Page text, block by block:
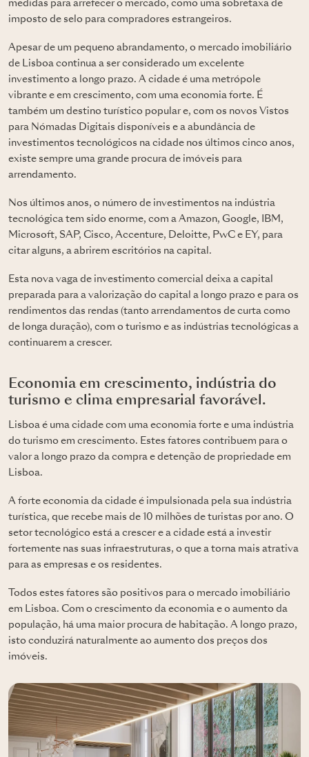
medidas para arrefecer o mercado, como uma sobretaxa de
imposto de selo para compradores estrangeiros.
Apesar de um pequeno abrandamento, o mercado imobiliário
de Lisboa continua a ser considerado um excelente
investimento a longo prazo. A cidade é uma metrópole
vibrante e em crescimento, com uma economia forte. É
também um destino turístico popular e, com os novos Vistos
para Nómadas Digitais disponíveis e a abundância de
investimentos tecnológicos na cidade nos últimos cinco anos,
existe sempre uma grande procura de imóveis para
arrendamento.
Nos últimos anos, o número de investimentos na indústria
tecnológica tem sido enorme, com a Amazon, Google, IBM,
Microsoft, SAP, Cisco, Accenture, Deloitte, PwC e EY, para
citar alguns, a abrirem escritórios na capital.
Esta nova vaga de investimento comercial deixa a capital
preparada para a valorização do capital a longo prazo e para os
rendimentos das rendas (tanto arrendamentos de curta como
de longa duração), com o turismo e as indústrias tecnológicas a
continuarem a crescer.
Economia em crescimento, indústria do
turismo e clima empresarial favorável.
Lisboa é uma cidade com uma economia forte e uma indústria
do turismo em crescimento. Estes fatores contribuem para o
valor a longo prazo da compra e detenção de propriedade em
Lisboa.
A forte economia da cidade é impulsionada pela sua indústria
turística, que recebe mais de 10 milhões de turistas por ano. O
setor tecnológico está a crescer e a cidade está a investir
fortemente nas suas infraestruturas, o que a torna mais atrativa
para as empresas e os residentes.
Todos estes fatores são positivos para o mercado imobiliário
em Lisboa. Com o crescimento da economia e o aumento da
população, há uma maior procura de habitação. A longo prazo,
isto conduzirá naturalmente ao aumento dos preços dos
imóveis.